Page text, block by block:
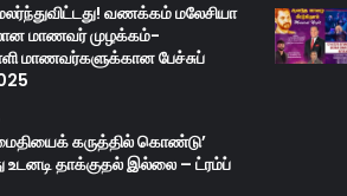
வணக்கம் மலேசியா
மாணவர் முழக்கம்-
மாணவர்களுக்கான பேச்சுப்
கருத்தில் கொண்டு’
உடனடி தாக்குதல் இல்லை – ட்ரம்ப்